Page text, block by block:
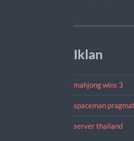
Iklan
mahjong wins 3
spaceman
server thailand